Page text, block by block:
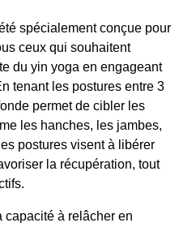
spécialement conçue pour
ceux qui souhaitent
du yin yoga en engageant
tenant les postures entre 3
permet de cibler les
les hanches, les jambes,
postures visent à libérer
la récupération, tout
capacité à relâcher en